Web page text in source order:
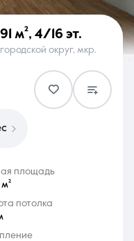
00
до 20:00
91 м², 4/16 эт.
округ, мкр.
площадь
потолка